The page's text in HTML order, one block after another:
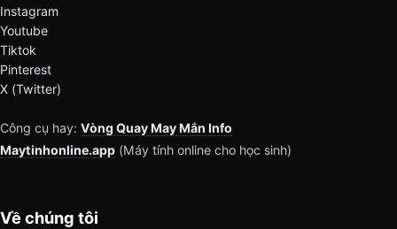
Instagram
Youtube
Tiktok
Pinterest
X (Twitter)
Công cụ hay: Vòng Quay May Mắn Info
Maytinhonline.app (Máy tính online cho học sinh)
Về chúng tôi